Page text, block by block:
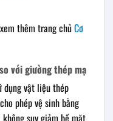
thêm trang chủCơ
với giường thép mạ
dụng vật liệu thép
phép vệ sinh bằng
suy giảm bề mặt.